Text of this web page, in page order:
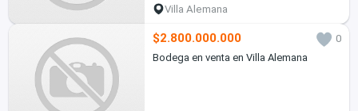
Villa Alemana
$2.800.000.000
0
Bodega en venta en Villa Alemana